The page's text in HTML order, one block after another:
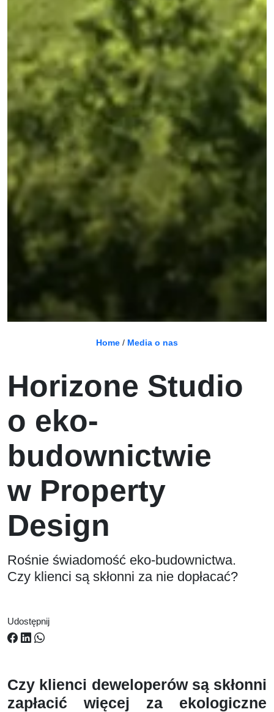
Home / Media o nas
Horizone Studio
o eko-
budownictwie
w Property
Design
Rośnie świadomość eko-budownictwa.
Czy klienci są skłonni za nie dopłacać?
Udostępnij
Czy klienci deweloperów są skłonni
zapłacić więcej za ekologiczne